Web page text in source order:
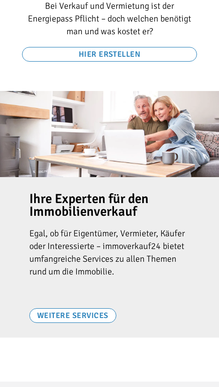
Bei Verkauf und Vermietung ist der
Energiepass Pflicht – doch welchen benötigt
man und was kostet er?
HIER ERSTELLEN
Ihre Experten für den
Immobilienverkauf
Egal, ob für Eigentümer, Vermieter, Käufer
oder Interessierte – immoverkauf24 bietet
umfangreiche Services zu allen Themen
rund um die Immobilie.
WEITERE SERVICES